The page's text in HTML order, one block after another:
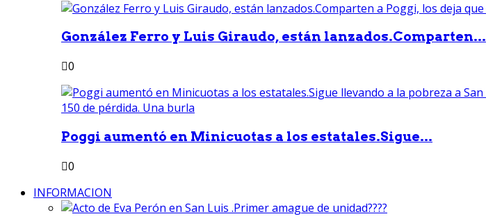
González Ferro y Luis Giraudo, están lanzados.Comparten...
0
Poggi aumentó en Minicuotas a los estatales.Sigue...
0
INFORMACION